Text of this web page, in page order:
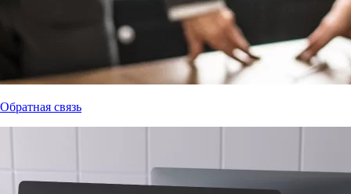
Обратная связь